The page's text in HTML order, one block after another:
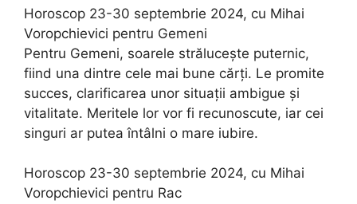
Horoscop 23-30 septembrie 2024, cu Mihai
Voropchievici pentru Gemeni
Pentru Gemeni, soarele strălucește puternic,
fiind una dintre cele mai bune cărți. Le promite
succes, clarificarea unor situații ambigue și
vitalitate. Meritele lor vor fi recunoscute, iar cei
singuri ar putea întâlni o mare iubire.
Horoscop 23-30 septembrie 2024, cu Mihai
Voropchievici pentru Rac